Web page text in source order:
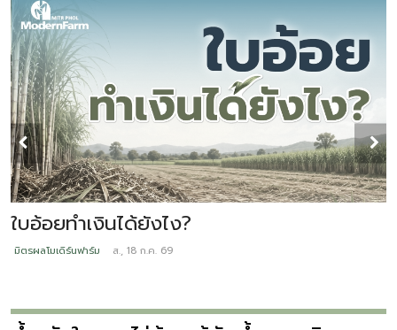
ใบอ้อยทำเงินได้ยังไง?
มิตรผลโมเดิร์นฟาร์ม ส., 18 ก.ค. 69